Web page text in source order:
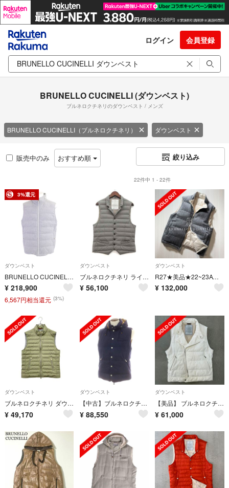
ログイン 会員登録
BRUNELLO CUCINELLI (ダウンベスト)
ブルネロクチネリのダウンベスト / メンズ
BRUNELLO CUCINELLI（ブルネロクチネリ） ダウンベスト
販売中のみ おすすめ順 絞り込み
22件中 1 - 22件
3%還元
ダウンベスト
BRUNELLO CUCINELLI ブルネロクチネリ 【美品/国内正規/23年製】MM4851714 ウールｘシルクｘカシミヤ ダウン L
¥ 218,900
6,567円相当還元 (3%)
ダウンベスト
ブルネロクチネリ ライト ダウン ベスト ジレ グレー XS MM4591601
¥ 56,100
ダウンベスト
R27★美品★22~23AW★極上カシミヤ混 ダウンベスト ブルネロクチネリ
¥ 132,000
ダウンベスト
ブルネロクチネリ ダウンベスト メンズ SIZE S Brunello Cucinelli
¥ 49,170
ダウンベスト
【中古】ブルネロクチネリ Brunello Cucinelli ウールシルクカシミヤ ダウンベスト ネイビー【サイズＬ】【メンズ】
¥ 88,550
ダウンベスト
【美品】 ブルネロクチネリ ダウンベスト コットン ホワイト S
¥ 61,000